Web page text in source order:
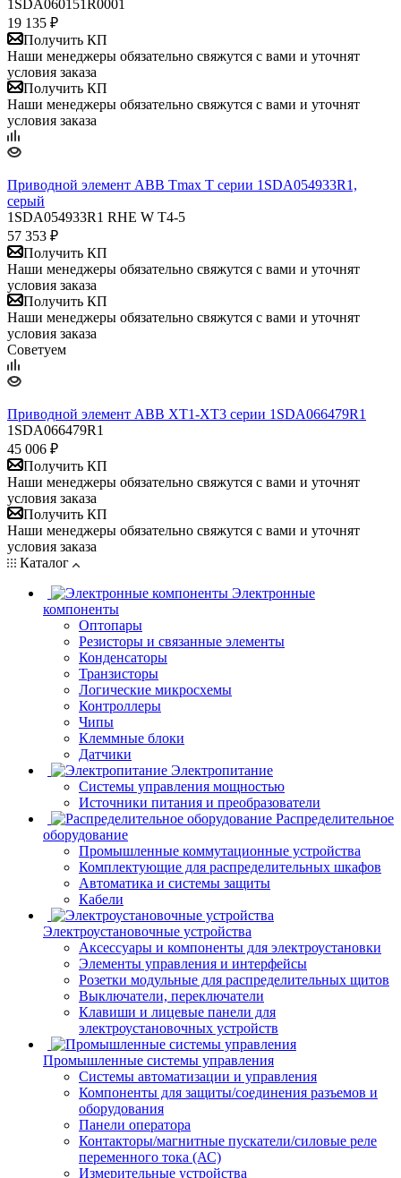
1SDA060151R0001
19 135 ₽
Получить КП
Наши менеджеры обязательно свяжутся с вами и уточнят
условия заказа
Получить КП
Наши менеджеры обязательно свяжутся с вами и уточнят
условия заказа
Приводной элемент ABB Tmax T серии 1SDA054933R1,
серый
1SDA054933R1 RHE W T4-5
57 353 ₽
Получить КП
Наши менеджеры обязательно свяжутся с вами и уточнят
условия заказа
Получить КП
Наши менеджеры обязательно свяжутся с вами и уточнят
условия заказа
Советуем
Приводной элемент ABB XT1-XT3 серии 1SDA066479R1
1SDA066479R1
45 006 ₽
Получить КП
Наши менеджеры обязательно свяжутся с вами и уточнят
условия заказа
Получить КП
Наши менеджеры обязательно свяжутся с вами и уточнят
условия заказа
Каталог
Электронные
компоненты
Оптопары
Резисторы и связанные элементы
Конденсаторы
Транзисторы
Логические микросхемы
Контроллеры
Чипы
Клеммные блоки
Датчики
Электропитание
Системы управления мощностью
Источники питания и преобразователи
Распределительное
оборудование
Промышленные коммутационные устройства
Комплектующие для распределительных шкафов
Автоматика и системы защиты
Кабели
Электроустановочные устройства
Аксессуары и компоненты для электроустановки
Элементы управления и интерфейсы
Розетки модульные для распределительных щитов
Выключатели, переключатели
Клавиши и лицевые панели для
электроустановочных устройств
Промышленные системы управления
Системы автоматизации и управления
Компоненты для защиты/соединения разъемов и
оборудования
Панели оператора
Контакторы/магнитные пускатели/силовые реле
переменного тока (АС)
Измерительные устройства